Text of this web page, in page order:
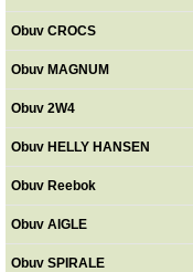
Obuv CROCS
Obuv MAGNUM
Obuv 2W4
Obuv HELLY HANSEN
Obuv Reebok
Obuv AIGLE
Obuv SPIRALE